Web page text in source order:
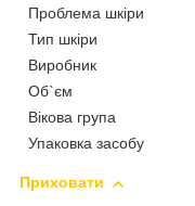
Проблема шкіри
Тип шкіри
Виробник
Об`єм
Вікова група
Упаковка засобу
Приховати